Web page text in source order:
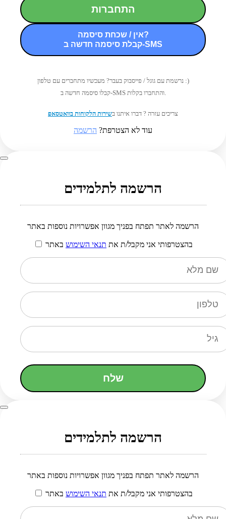
התחברות
אין / שכחת סיסמה?
קבלת סיסמה חדשה ב-SMS
נרשמת עם גוגל / פייסבוק בעבר? מעכשיו מתחברים עם טלפון :)
קבלו סיסמה חדשה ב-SMS והתחברו בקלות.
צריכים עזרה ? דברו איתנו בשירות הלקוחות בוואטסאפ
עוד לא הצטרפת? הרשמה
הרשמה לתלמידים
הרשמה לאתר תפתח בפניך מגוון אפשרויות נוספות באתר
בהצטרפותי אני מקבל/ת את תנאי השימוש באתר
שלח
הרשמה לתלמידים
הרשמה לאתר תפתח בפניך מגוון אפשרויות נוספות באתר
בהצטרפותי אני מקבל/ת את תנאי השימוש באתר